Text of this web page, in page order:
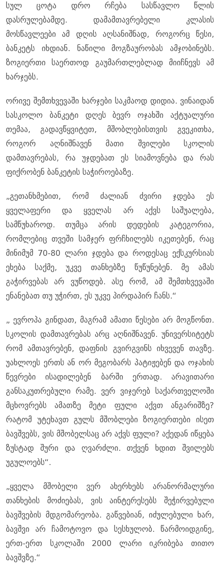
სულ ცოტა დრო რჩება სასწავლო წლის
დასრულებამდე. დამამთავრებელი კლასის
მოსწავლეები ამ დღის აღსანიშნად, როგორც წესი,
ბანკეტს იხდიან. ნაწილი მოგზაურობას ამჯობინებს.
ზოგიერთი საერთოდ გაუმართლებლად მიიჩნევს ამ
ხარჯებს.
ორივე შემთხვევაში ხარჯები საკმაოდ დიდია. ვინაიდან
სასკოლო ბანკეტი დღეს ბევრ ოჯახში აქტუალური
თემაა, გადავწყვიტეთ, მშობლებისთვის გვეკითხა,
როგორ აღნიშნავენ მათი შვილები სკოლის
დამთავრებას, რა უჯდებათ ეს სიამოვნება და რას
ფიქრობენ ბანკეტის საჭიროებაზე.
„გეთანხმებით, რომ ძალიან ძვირი ჯდება ეს
ყველაფერი და ყველას არ აქვს საშუალება,
სამწუხაროდ. თუმცა არის დედების კატეგორია,
რომლებიც თვეში სამჯერ ფრჩხილებს იკეთებენ, რაც
მინიმუმ 70-80 ლარი ჯდება და როდესაც ექსკურსიას
ეხება საქმე, უკვე თანხებზე წუწუნებენ. მე ამას
გაჭირვებას არ ვუწოდებ. ასე რომ, ამ შემთხვევაში
ენანებათ თუ უჭირთ, ეს უკვე პირდაპირ ჩანს.“
„ ევროპა გინდათ, მაგრამ ამათი წესები არ მოგწონთ.
სკოლის დამთავრებას არც აღნიშნავენ. უნივერსიტეტს
რომ ამთავრებენ, დაფნის გვირგვინს იხვევენ თავზე.
უახლოეს ერთს ან ორ მეგობარს პატიჟებენ და ოჯახის
წევრები ისადილებენ ბარში ერთად. არავითარი
განსაკუთრებული რამე. ვერ ვიჯერებ საქართველოში
მცხოვრებს ამათზე მეტი ფული აქვთ ანგარიშზე?
რატომ უტეხავთ გულს მშობლები ზოგიერთები ისეთ
ბავშვებს, ვის მშობელსაც არ აქვს ფული? აქედან იწყება
ზუსტად შური და ღვარძლი. თქვენ ხდით შვილებს
უგულოებს“.
„ყველა მშობელი ვერ ახერხებს არანორმალური
თანხების მოძიებას, ვის აინტერესებს შეჭირვებული
ბავშვების მდგომარეობა. გაწვებიან, იძულებული ხარ,
ბავშვი არ ჩამოტოვო და სესხულობ. წარმოიდგინე,
ერთ-ერთ სკოლაში 2000 ლარი იკრიბება თითო
ბავშვზე.“